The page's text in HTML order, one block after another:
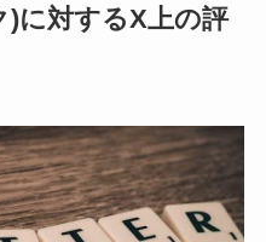
に対するX上の評